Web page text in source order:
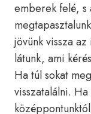
emberek felé, s
jövünk vissza
látunk, ami
Ha túl sokat
visszatalálni.